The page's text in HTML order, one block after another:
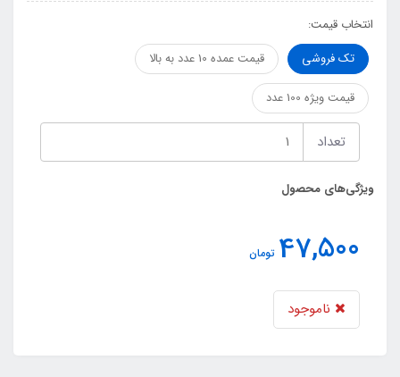
انتخاب قیمت:
تک فروشی
قیمت عمده 10 عدد به بالا
قیمت ویژه 100 عدد
تعداد
ویژگی‌های محصول
47,500 تومان
ناموجود